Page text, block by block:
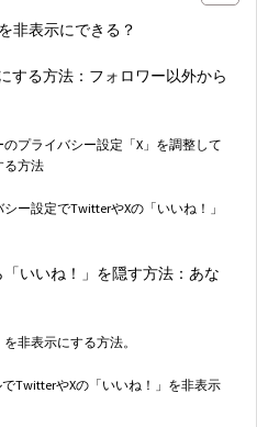
非表示にできる？
する方法：フォロワー以外から
プライバシー設定「X」を調整して
る方法
ー設定でTwitterやXの「いいね！」
いいね！」を隠す方法：あな
非表示にする方法。
TwitterやXの「いいね！」を非表示